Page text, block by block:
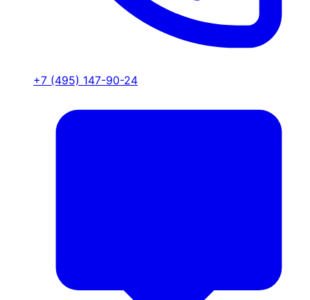
+7 (495) 147-90-24